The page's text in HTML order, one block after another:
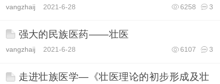
vangzhaij 2021-6-28 3
6258
强大的民族医药——壮医
vangzhaij 2021-6-28 3
6107
走进壮族医学—《壮医理论的初步形成及壮